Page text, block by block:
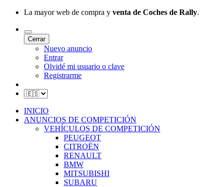
La mayor web de compra y venta de Coches de Rally.
Cerrar
Nuevo anuncio
Entrar
Olvidé mi usuario o clave
Registrarme
INICIO
ANUNCIOS DE COMPETICIÓN
VEHÍCULOS DE COMPETICIÓN
PEUGEOT
CITROËN
RENAULT
BMW
MITSUBISHI
SUBARU